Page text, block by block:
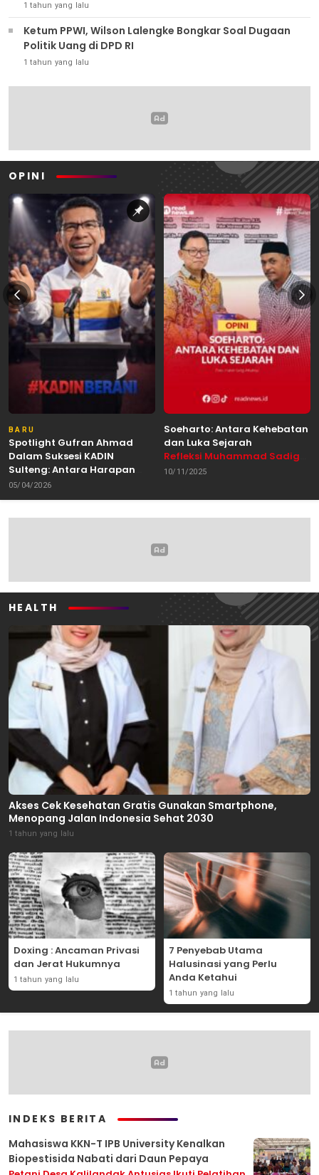
1 tahun yang lalu
Ketum PPWI, Wilson Lalengke Bongkar Soal Dugaan
Politik Uang di DPD RI
1 tahun yang lalu
OPINI
BARU
Spotlight Gufran Ahmad
Dalam Suksesi KADIN
Sulteng: Antara Harapan
dan Kebutuhan Perubahan
Oleh: Anshar Munir
05/04/2026
Soeharto: Antara Kehebatan
dan Luka Sejarah
Refleksi Muhammad Sadig
Alhabsyie, Akademisi UIN
Pemerhati Gerakan
10/11/2025
HEALTH
Akses Cek Kesehatan Gratis Gunakan Smartphone,
Menopang Jalan Indonesia Sehat 2030
1 tahun yang lalu
Doxing : Ancaman Privasi
dan Jerat Hukumnya
1 tahun yang lalu
7 Penyebab Utama
Halusinasi yang Perlu
Anda Ketahui
1 tahun yang lalu
INDEKS BERITA
Mahasiswa KKN-T IPB University Kenalkan
Biopestisida Nabati dari Daun Pepaya